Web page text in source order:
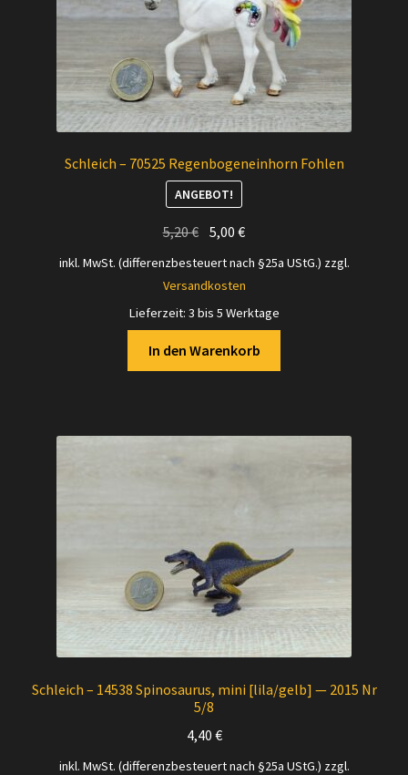
Schleich – 70525 Regenbogeneinhorn Fohlen
ANGEBOT!
5,20€ Ursprünglicher
5,00€Aktueller
inkl. MwSt. (differenzbesteuert nach §25a UStG.) zzgl.
Versandkosten
Lieferzeit: 3 bis 5 Werktage
In den Warenkorb
Schleich – 14538 Spinosaurus, mini [lila/gelb] — 2015 Nr
5/8
4,40 €
inkl. MwSt. (differenzbesteuert nach §25a UStG.) zzgl.